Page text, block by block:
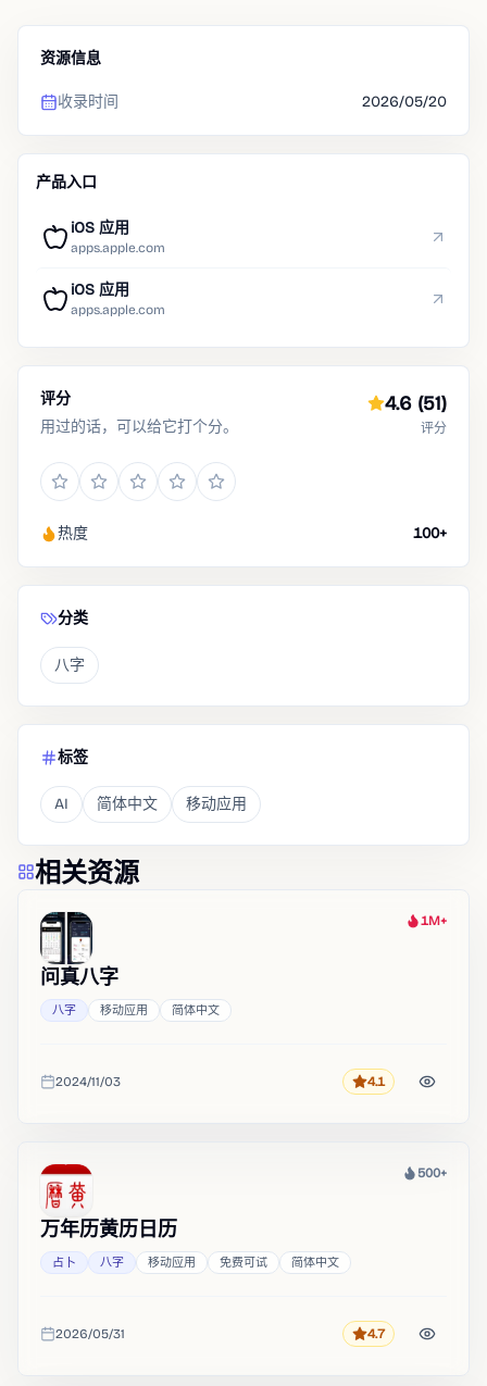
资源信息
收录时间 2026/05/20
产品入口
iOS 应用
apps.apple.com
iOS 应用
apps.apple.com
评分
用过的话，可以给它打个分。
4.6 (51)
评分
热度 100+
分类
八字
标签
AI 简体中文 移动应用
相关资源
热度
1M+
问真八字
八字 移动应用 简体中文
收录时间
2024/11/03 评分4.1
热度
500+
万年历黄历日历
占卜 八字 移动应用 免费可试 简体中文
收录时间
2026/05/31 评分4.7